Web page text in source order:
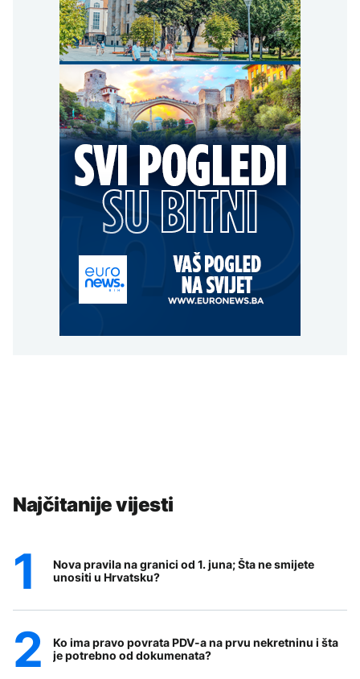
Najčitanije vijesti
Nova pravila na granici od 1. juna; Šta ne smijete
unositi u Hrvatsku?
Ko ima pravo povrata PDV-a na prvu nekretninu i šta
je potrebno od dokumenata?